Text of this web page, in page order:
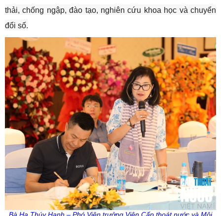
thải, chống ngập, đào tạo, nghiên cứu khoa học và chuyển
đổi số.
Bà Hạ ThúyHạnh – Phó Viện trưởng Viện Cấp thoátnước và Môi